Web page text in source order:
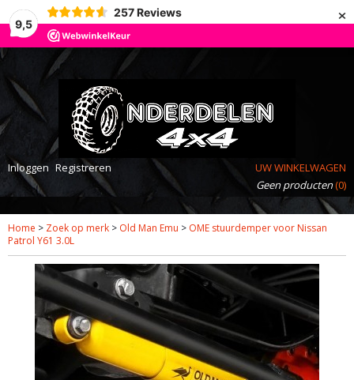
9,5
257 Reviews ×
Inloggen Registreren
UW WINKELWAGEN
Geen producten(0)
Home > Zoek op merk > Old Man Emu > OME stuurdemper voor Nissan
Patrol Y61 3.0L